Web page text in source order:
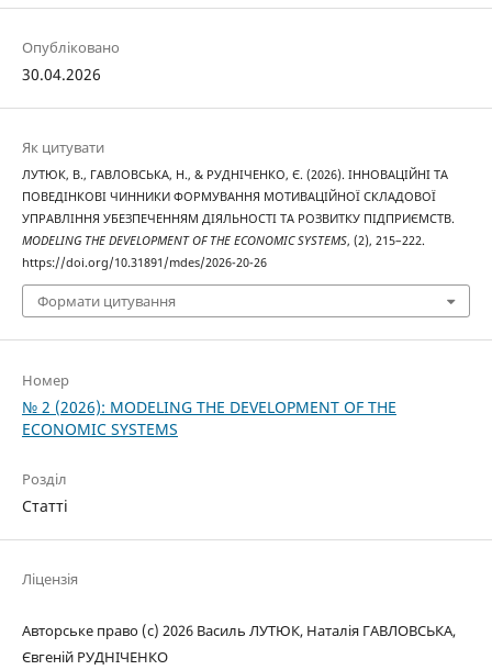
Опубліковано
30.04.2026
Як цитувати
ЛУТЮК, В., ГАВЛОВСЬКА, Н., & РУДНІЧЕНКО, Є. (2026). ІННОВАЦІЙНІ ТА
ПОВЕДІНКОВІ ЧИННИКИ ФОРМУВАННЯ МОТИВАЦІЙНОЇ СКЛАДОВОЇ
УПРАВЛІННЯ УБЕЗПЕЧЕННЯМ ДІЯЛЬНОСТІ ТА РОЗВИТКУ ПІДПРИЄМСТВ.
MODELING THE DEVELOPMENT OF THE ECONOMIC SYSTEMS, (2), 215–222.
https://doi.org/10.31891/mdes/2026-20-26
Формати цитування
Номер
№ 2 (2026): MODELING THE DEVELOPMENT OF THE
ECONOMIC SYSTEMS
Розділ
Статті
Ліцензія
Авторське право (c) 2026 Василь ЛУТЮК, Наталія ГАВЛОВСЬКА,
Євгеній РУДНІЧЕНКО